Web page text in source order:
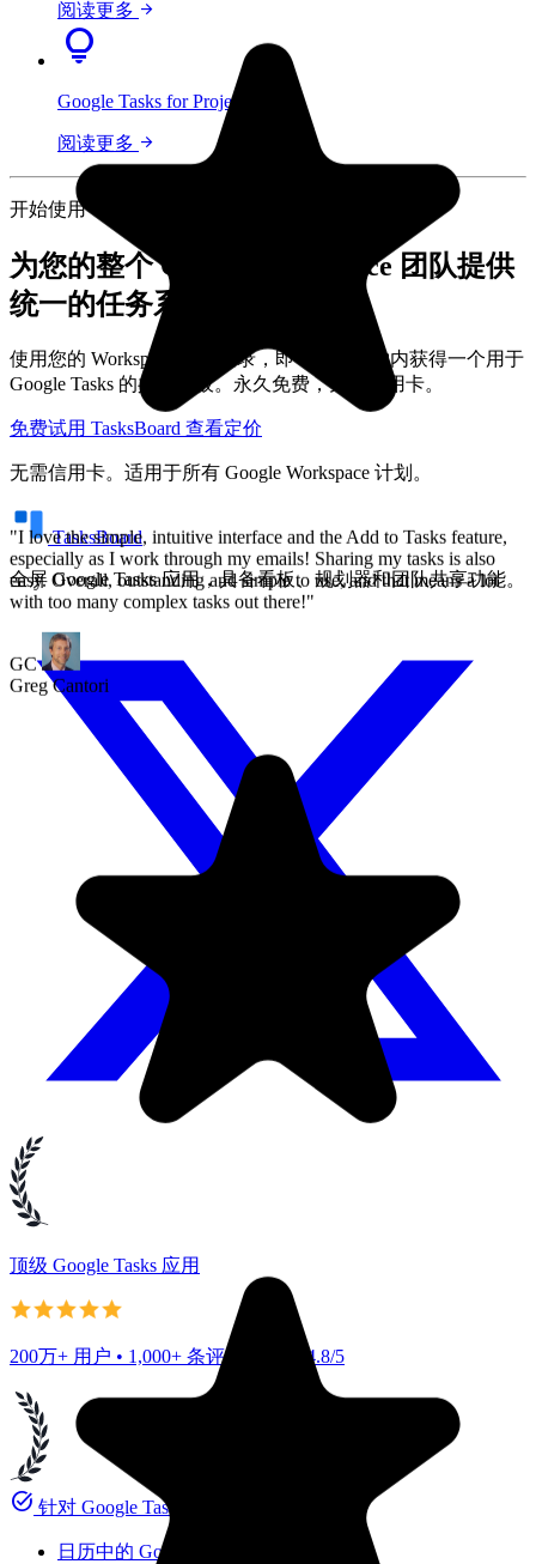
"I love the simple, intuitive interface and the Add to Tasks feature,
especially as I work through my emails! Sharing my tasks is also
easy. Overall, outstanding and simple to use, and that means a lot
with too many complex tasks out there!"
GC
Greg Cantori
阅读更多 arrow_forward
lightbulb
Google Tasks for Projects
阅读更多 arrow_forward
开始使用
为您的整个 Google Workspace 团队提供
统一的任务系统
使用您的 Workspace 账户登录，即可在几分钟内获得一个用于
Google Tasks 的共享看板。永久免费，无需信用卡。
免费试用 TasksBoard 查看定价
无需信用卡。适用于所有 Google Workspace 计划。
TasksBoard
全屏 Google Tasks 应用，具备看板、规划器和团队共享功能。
顶级 Google Tasks 应用
200万+ 用户 • 1,000+ 条评价，评分 4.8/5
task_alt 针对 Google Tasks
日历中的 Google Tasks